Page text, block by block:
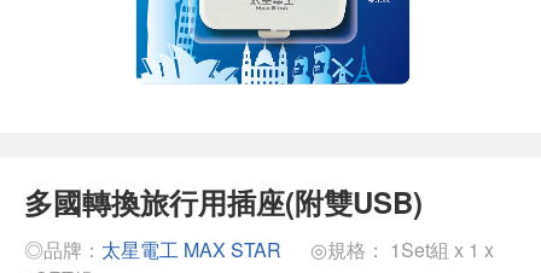
多國轉換旅行用插座(附雙USB)
◎品牌： 太星電工 MAX STAR
◎規格： 1Set組 x 1 x